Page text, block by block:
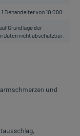
Behandelter von 10 000
Grundlage der
Daten nicht abschätzbar.
und